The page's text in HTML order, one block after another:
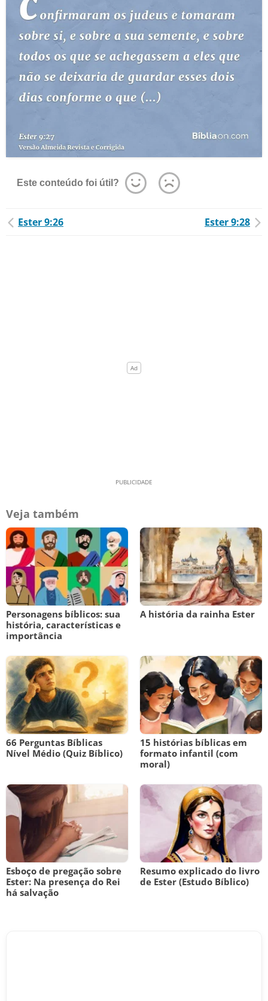
Este conteúdo foi útil?
Ester 9:26 Ester 9:28
Veja também
Personagens bíblicos: sua
história, características e
importância
A história da rainha Ester
66 Perguntas Bíblicas
Nível Médio (Quiz Bíblico)
15 histórias bíblicas em
formato infantil (com
moral)
Esboço de pregação sobre
Ester: Na presença do Rei
há salvação
Resumo explicado do livro
de Ester (Estudo Bíblico)